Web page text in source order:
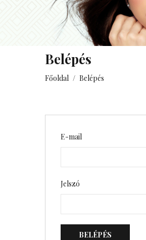
Belépés
Főoldal / Belépés
E-mail
Jelszó
BELÉPÉS